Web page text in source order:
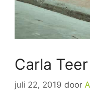
Carla
juli 22, 2019 door